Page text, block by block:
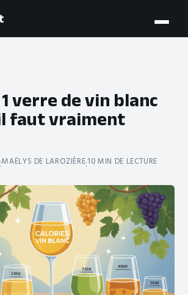
verre de vin blanc
faut vraiment
·MAËLYS DE LAROZIÈRE·10 MIN DE LECTURE